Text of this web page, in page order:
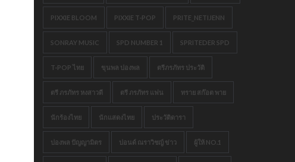
PIXXIE BLOOM PIXXIE T-POP PRITE_NETIJENN
SONRAY MUSIC SPD NUMBER 1 SPRITEDER SPD
T-POP ไทย ขุนพล ปองพล ตรีภรภัทร ประวัติ
ตรี ภรภัทร หงสาวดี ตรี ภรภัทร แฟน ทราย สก๊อต พาย
นักร้องไทย นักแสดงไทย ประวัติดารา
ปองพล ปัญญามิตร ปอนด์ ณราวิชญ์ ข่าว ผู้ให้ NO.1